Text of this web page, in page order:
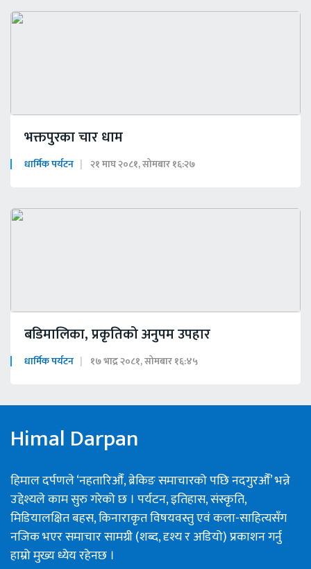
भक्तपुरका चार धाम
धार्मिक पर्यटन २१ माघ २०८१, सोमबार १६:२७
बडिमालिका, प्रकृतिको अनुपम उपहार
धार्मिक पर्यटन १७ भाद्र २०८१, सोमबार १६:४५
Himal Darpan
हिमाल दर्पणले ‘नहतारिऔँ, ब्रेकिङ समाचारको पछि नदगुरऔँ’ भन्ने
उद्देश्यले काम सुरु गरेको छ । पर्यटन, इतिहास, संस्कृति,
मिडियालक्षित बहस, किनाराकृत विषयवस्तु एवं कला-साहित्यसँग
नजिक भएर समाचार सामग्री (शब्द, दृश्य र अडियो) प्रकाशन गर्नु
हाम्रो मुख्य ध्येय रहेनछ ।